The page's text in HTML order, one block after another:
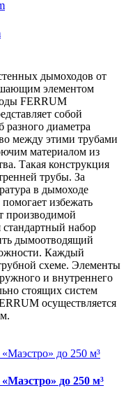
дымоходов от
элементом
FERRUM
собой
диаметра
между этими трубами
материалом из
Такая конструкция
трубы. За
в дымоходе
избежать
производимой
набор
дымоотводящий
Каждый
схеме. Элементы
и внутреннего
стоящих систем
осуществляется
до 250 м³